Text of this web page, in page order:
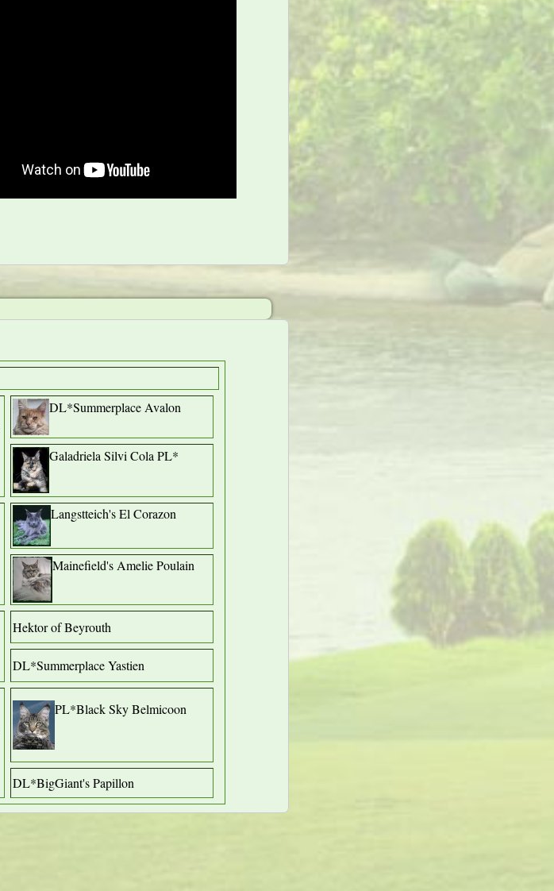
DL*Summerplace Avalon
Galadriela Silvi Cola PL*
Langstteich's El Corazon
Mainefield's Amelie Poulain
Hektor of Beyrouth
DL*Summerplace Yastien
PL*Black Sky Belmicoon
DL*BigGiant's Papillon